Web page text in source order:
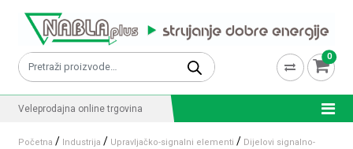
Pretraži: 0
Veleprodajna online trgovina
Početna / Industrija / Upravljačko-signalni elementi / Dijelovi signalno-